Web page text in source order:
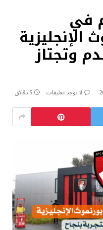
في
الإنجليزية
وتجتاز
لا توجد تعليقات 5 دقائق